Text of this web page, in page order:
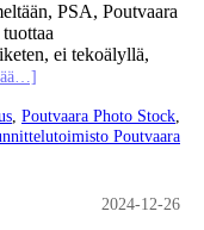
PSA, Poutvaara
ei tekoälyllä,
Poutvaara Photo Stock
Poutvaara
2024-12-26